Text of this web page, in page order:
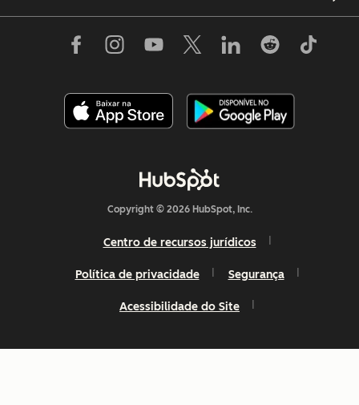
Copyright © 2026 HubSpot, Inc.
Centro de recursos jurídicos
Política de privacidade Segurança
Acessibilidade do Site